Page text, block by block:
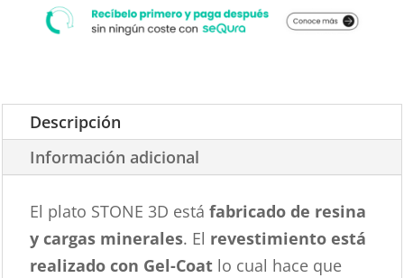
Descripción
Información adicional
El plato STONE 3D estáfabricado de resina
y cargas minerales. El revestimiento está
realizado con Gel-Coat lo cual hace que